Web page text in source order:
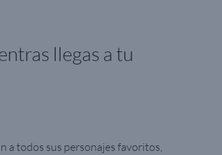
llegas a tu
a todos sus personajes favoritos,